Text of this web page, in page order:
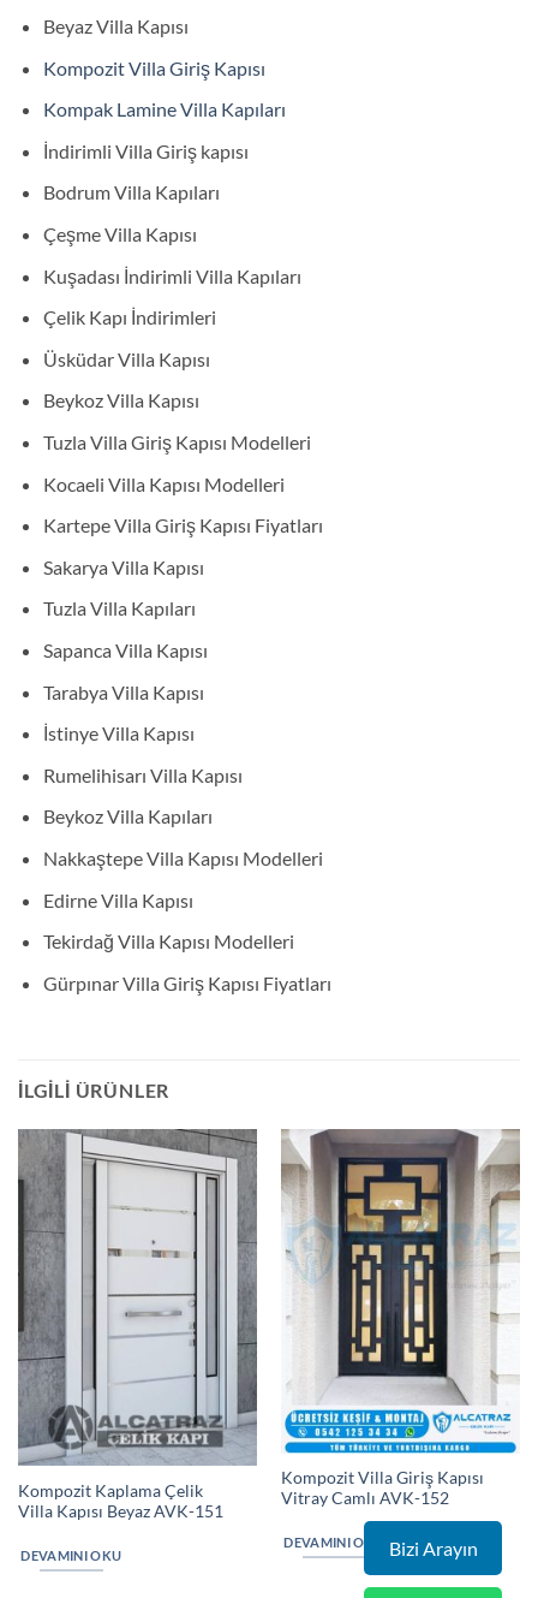
Beyaz Villa Kapısı
Kompozit Villa Giriş Kapısı
Kompak Lamine Villa Kapıları
İndirimli Villa Giriş kapısı
Bodrum Villa Kapıları
Çeşme Villa Kapısı
Kuşadası İndirimli Villa Kapıları
Çelik Kapı İndirimleri
Üsküdar Villa Kapısı
Beykoz Villa Kapısı
Tuzla Villa Giriş Kapısı Modelleri
Kocaeli Villa Kapısı Modelleri
Kartepe Villa Giriş Kapısı Fiyatları
Sakarya Villa Kapısı
Tuzla Villa Kapıları
Sapanca Villa Kapısı
Tarabya Villa Kapısı
İstinye Villa Kapısı
Rumelihisarı Villa Kapısı
Beykoz Villa Kapıları
Nakkaştepe Villa Kapısı Modelleri
Edirne Villa Kapısı
Tekirdağ Villa Kapısı Modelleri
Gürpınar Villa Giriş Kapısı Fiyatları
İLGILI ÜRÜNLER
Kompozit Kaplama Çelik
Villa Kapısı Beyaz AVK-151
DEVAMINI OKU
Kompozit Villa Giriş Kapısı
Vitray Camlı AVK-152
DEVAMINI OKU Bizi Arayın